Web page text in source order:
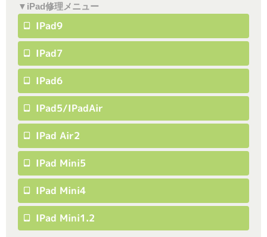
▼iPad修理メニュー
IPad9
IPad7
IPad6
IPad5/iPadAir
IPad Air2
IPad Mini5
IPad Mini4
IPad Mini1.2